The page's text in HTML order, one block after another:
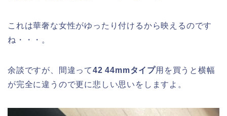
これは華奢な女性がゆったり付けるから映えるのです
ね・・・。
余談ですが、間違って42 44mmタイプ用を買うと横幅
が完全に違うので更に悲しい思いをしますよ。